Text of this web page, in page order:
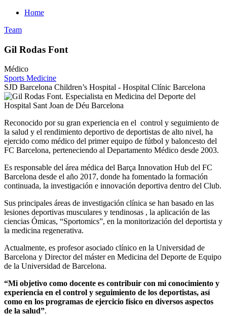
Home
Team
Gil Rodas Font
Médico
Sports Medicine
SJD Barcelona Children’s Hospital - Hospital Clínic Barcelona
Reconocido por su gran experiencia en el control y seguimiento de
la salud y el rendimiento deportivo de deportistas de alto nivel, ha
ejercido como médico del primer equipo de fútbol y baloncesto del
FC Barcelona, perteneciendo al Departamento Médico desde 2003.
Es responsable del área médica del Barça Innovation Hub del FC
Barcelona desde el año 2017, donde ha fomentado la formación
continuada, la investigación e innovación deportiva dentro del Club.
Sus principales áreas de investigación clínica se han basado en las
lesiones deportivas musculares y tendinosas , la aplicación de las
ciencias Ómicas, “Sportomics”, en la monitorización del deportista y
la medicina regenerativa.
Actualmente, es profesor asociado clínico en la Universidad de
Barcelona y Director del máster en Medicina del Deporte de Equipo
de la Universidad de Barcelona.
“Mi objetivo como docente es contribuir con mi conocimiento y
experiencia en el control y seguimiento de los deportistas, así
como en los programas de ejercicio físico en diversos aspectos
de la salud”.